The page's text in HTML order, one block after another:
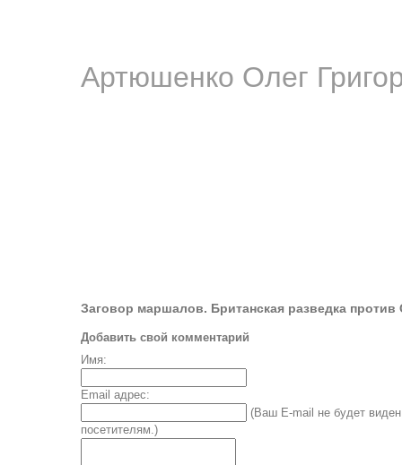
Артюшенко Олег
Заговор маршалов. Британская разведка
Добавить свой комментарий
Имя:
Email адрес:
(Ваш E-mail не будет виден
посетителям.)